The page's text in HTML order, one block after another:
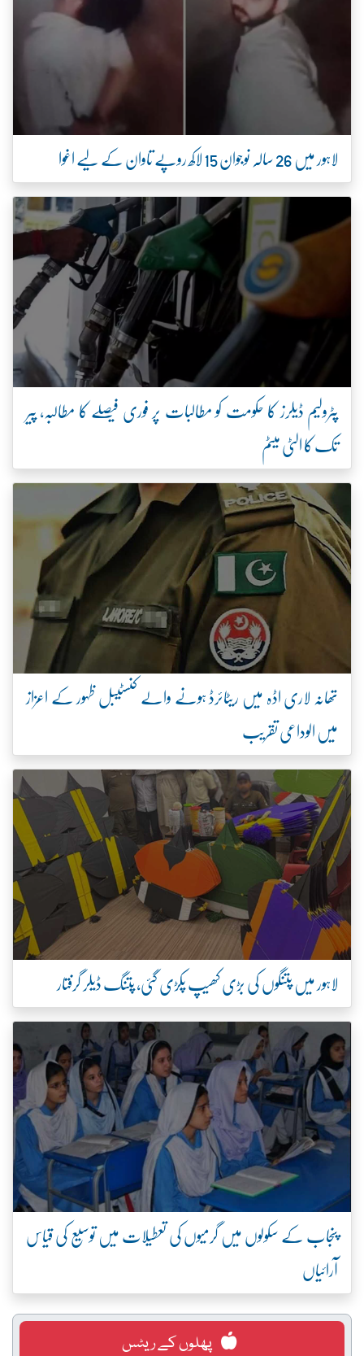
لاہور میں 26 سالہ نوجوان 15 لاکھ روپے تاوان کے لیے اغوا
پٹرولیم ڈیلرز کا حکومت کو مطالبات پر فوری فیصلے کا مطالبہ، پیر
تک کا الٹی میٹم
تھانہ لاری اڈہ میں ریٹائرڈ ہونے والے کنسٹیبل ظہور کے اعزاز
میں الوداعی تقریب
لاہور میں پتنگوں کی بڑی کھیپ پکڑی گئی، پتنگ ڈیلر گرفتار
پنجاب کے سکولوں میں گرمیوں کی تعطیلات میں توسیع کی قیاس
آرائیاں
پھلوں کے ریٹس